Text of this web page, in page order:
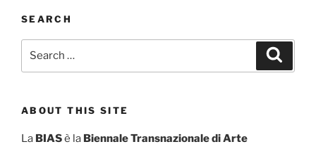
SEARCH
ABOUT THIS SITE
La BIASè la Biennale Transnazionale di Arte